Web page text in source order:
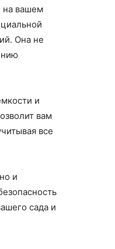
на вашем
Она не
и
вам
все
и
сада и